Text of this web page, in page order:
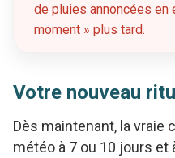
de pluies annoncées en
moment » plus tard.
Votre nouveau
Dès maintenant, la vraie
météo à 7 ou 10 jours et